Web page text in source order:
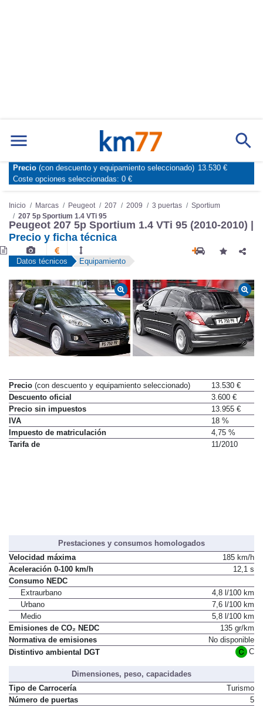
Marcas Comparador de coches
Inicio Marcas Peugeot 207 2009 3 puertas
Sportium
207 5p Sportium 1.4 VTi 95
Peugeot 207 5p Sportium 1.4 VTi 95 (2010-2010) |
Precio y ficha técnica
Datos técnicos Equipamiento
Precio (con descuento y equipamiento seleccionado)
13.530 €
Descuento oficial
3.600 €
Precio sin impuestos
13.955 €
IVA
18 %
Impuesto de matriculación
4,75 %
Tarifa de
11/2010
Prestaciones y consumos homologados
Velocidad máxima
185 km/h
Aceleración 0-100 km/h
12,1 s
Consumo NEDC
Extraurbano
4,8 l/100 km
Urbano
7,6 l/100 km
Medio
5,8 l/100 km
Emisiones de CO₂ NEDC
135 gr/km
Normativa de emisiones
No disponible
Distintivo ambiental DGT
C
Dimensiones, peso, capacidades
Tipo de Carrocería
Turismo
Número de puertas
5
Precio (con descuento y equipamiento seleccionado) 13.530 €
Coste opciones seleccionadas: 0 €